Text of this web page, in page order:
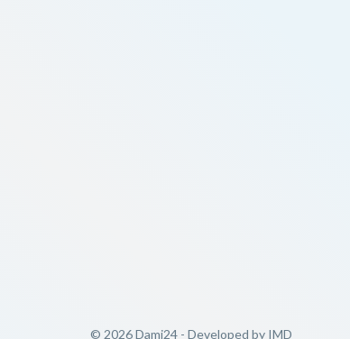
© 2026 Dami24 - Developed by IMD